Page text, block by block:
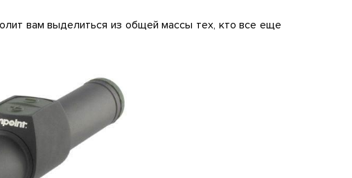
вам выделиться из общей массы тех, кто все еще